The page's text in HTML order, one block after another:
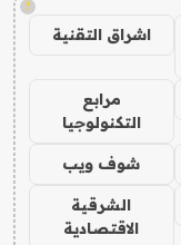
!
اشراق التقنية
مرابع
التكنولوجيا
شوف ويب
الشرقية
الاقتصادية